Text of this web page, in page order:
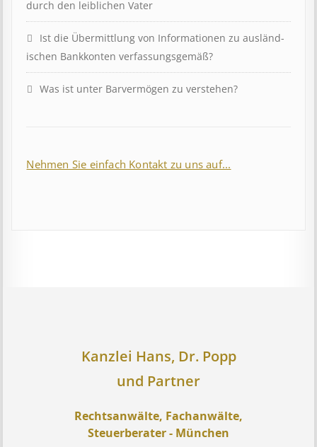
durch den leiblichen Vater
Ist die Über­mitt­lung von In­for­mat­ion­en zu aus­länd­
isch­en Bank­kont­en ver­fass­ungs­ge­mäß?
Was ist unter Barvermögen zu verstehen?
Nehmen Sie einfach Kontakt zu uns auf...
Kanzlei Hans, Dr. Popp
und Partner
Rechtsanwälte, Fachanwälte,
Steuerberater - München